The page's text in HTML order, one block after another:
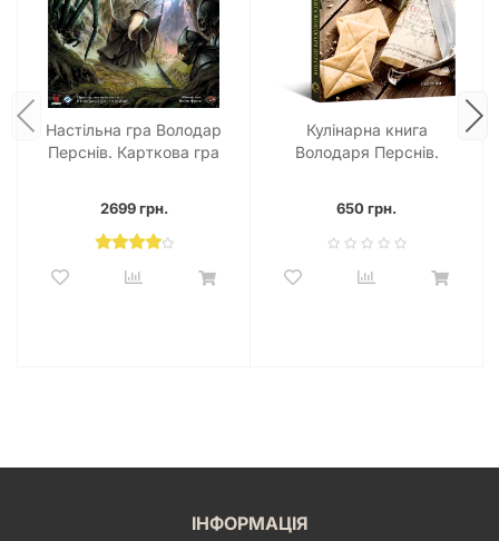
Настільна гра Володар
Перснів. Карткова гра
2699 грн.
Кулінарна книга
Володаря Перснів.
650 грн.
ІНФОРМАЦІЯ